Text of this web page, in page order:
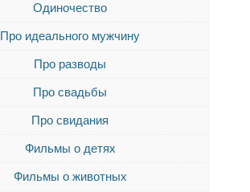
Одиночество
Про идеального мужчину
Про разводы
Про свадьбы
Про свидания
Фильмы о детях
Фильмы о животных